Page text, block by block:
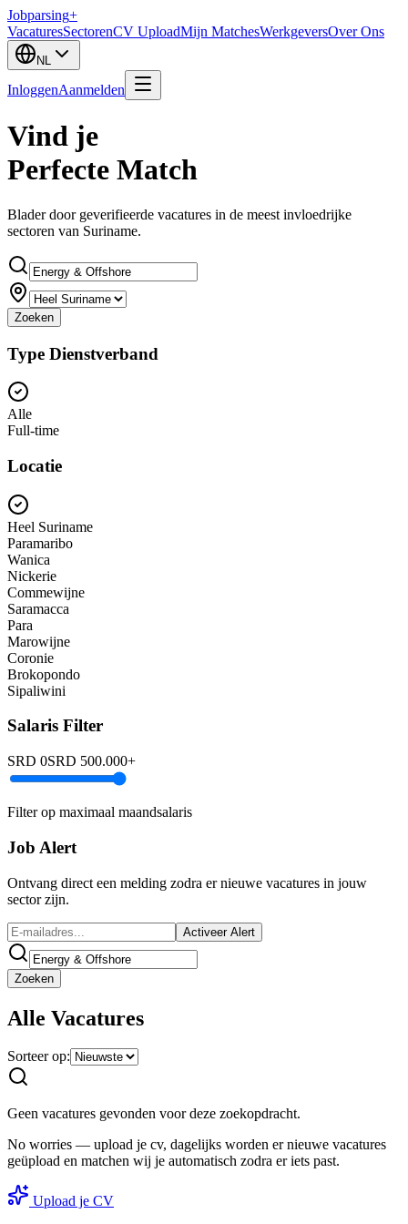
Jobparsing+
VacaturesSectorenCV UploadMijn MatchesWerkgeversOver Ons
NL
InloggenAanmelden
Vind je
Perfecte Match
Blader door geverifieerde vacatures in de meest invloedrijke
sectoren van Suriname.
Zoeken
Type Dienstverband
Alle
Full-time
Locatie
Heel Suriname
Paramaribo
Wanica
Nickerie
Commewijne
Saramacca
Para
Marowijne
Coronie
Brokopondo
Sipaliwini
Salaris Filter
SRD 0SRD 500.000+
Filter op maximaal maandsalaris
Job Alert
Ontvang direct een melding zodra er nieuwe vacatures in jouw
sector zijn.
Activeer Alert
Zoeken
Alle Vacatures
Sorteer op:
Geen vacatures gevonden voor deze zoekopdracht.
No worries — upload je cv, dagelijks worden er nieuwe vacatures
geüpload en matchen wij je automatisch zodra er iets past.
Upload je CV